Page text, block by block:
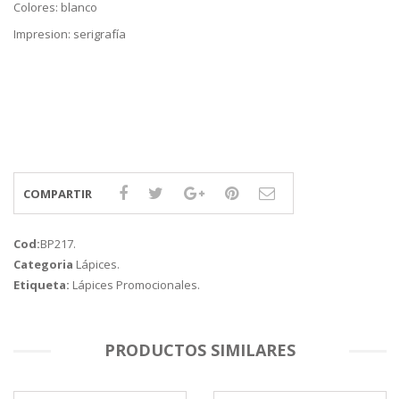
Colores: blanco
Impresion: serigrafía
COMPARTIR
Cod:BP217.
Categoria Lápices.
Etiqueta: Lápices Promocionales.
PRODUCTOS SIMILARES